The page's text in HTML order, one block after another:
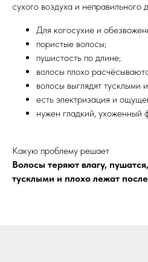
сухого воздуха и неправильного
Для когосухие и
пористые волосы;
пушистость по длине;
волосы плохо
волосы выглядят тусклыми
есть электризация и
нужен гладкий, ухоженный
Какую проблему решает
Волосы теряют влагу,
тусклыми и плохо лежат